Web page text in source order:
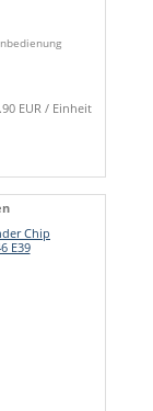
EUR / Einheit